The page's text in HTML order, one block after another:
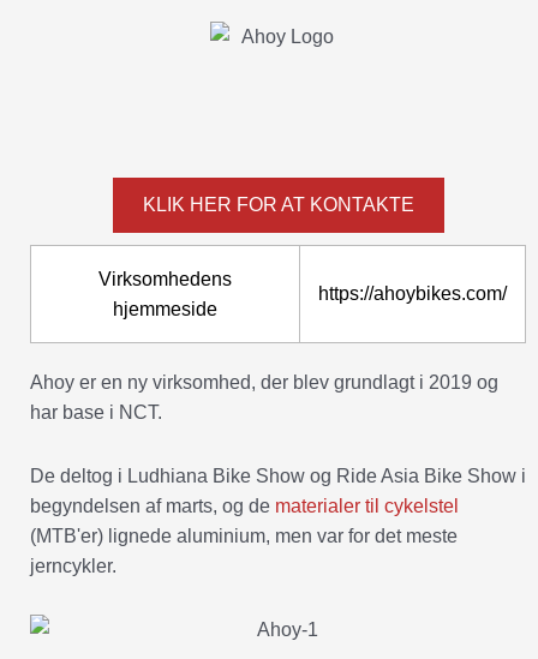
KLIK HER FOR AT KONTAKTE
Virksomhedens
hjemmeside
https://ahoybikes.com/
Ahoy er en ny virksomhed, der blev grundlagt i 2019 og
har base i NCT.
De deltog i Ludhiana Bike Show og Ride Asia Bike Show i
begyndelsen af marts, og de materialer til cykelstel
(MTB'er) lignede aluminium, men var for det meste
jerncykler.